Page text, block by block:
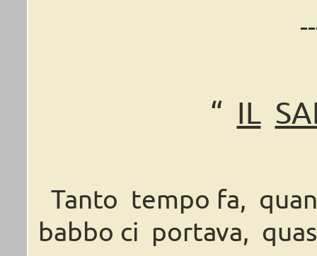
“ IL
Tanto tempo fa,
babbo ci portava,